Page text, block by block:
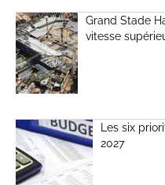
Grand Stade
vitesse
Les six
2027